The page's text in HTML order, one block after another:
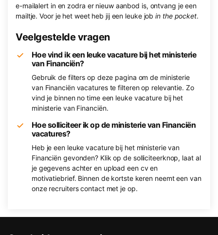
e-mailalert in en zodra er nieuw aanbod is, ontvang je een
mailtje. Voor je het weet heb jij een leuke jobin the pocket.
Veelgestelde vragen
Hoe vind ik een leuke vacature bij het ministerie
van Financiën?
Gebruik de filters op deze pagina om de ministerie
van Financiën vacatures te filteren op relevantie. Zo
vind je binnen no time een leuke vacature bij het
ministerie van Financiën.
Hoe solliciteer ik op de ministerie van Financiën
vacatures?
Heb je een leuke vacature bij het ministerie van
Financiën gevonden? Klik op de solliciteerknop, laat al
je gegevens achter en upload een cv en
motivatiebrief. Binnen de kortste keren neemt een van
onze recruiters contact met je op.